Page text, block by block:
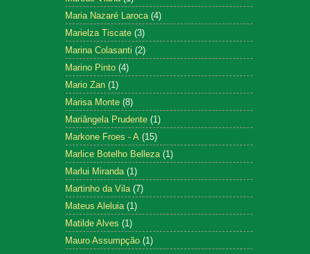
Maria Nazaré Laroca (4)
Marielza Tiscate (3)
Marina Colasanti (2)
Marino Pinto (4)
Mario Zan (1)
Marisa Monte (8)
Mariângela Prudente (1)
Markone Froes - A (15)
Marlice Botelho Belleza (1)
Marlui Miranda (1)
Martinho da Vila (7)
Mateus Aleluia (1)
Matilde Alves (1)
Mauro Assumpção (1)